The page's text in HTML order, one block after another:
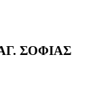
ΣΟΦΙΑΣ